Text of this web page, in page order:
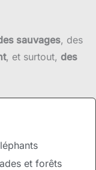
sauvages, des
, et surtout, des
et forêts